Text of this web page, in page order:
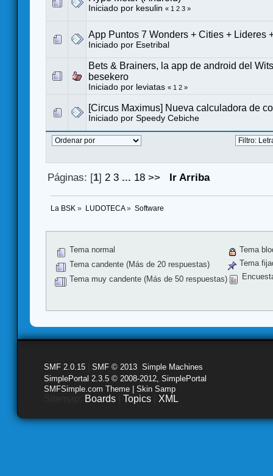
Iniciado por kesulin « 1 2 3 »
App Puntos 7 Wonders + Cities + Lideres
Iniciado por Esetribal
Bets & Brainers, la app de android del
besekero
Iniciado por leviatas « 1 2 »
[Circus Maximus] Nueva calculadora de
Iniciado por Speedy Cebiche
Páginas: [1] 2 3 ... 18 >> Ir Arriba
La BSK » LUDOTECA» Software
Tema normal
Tema candente (Más de 20 respuestas)
Tema muy candente (Más de 50 respuestas)
Tema
Tema
SMF 2.0.15 SMF © 2013 Simple Machines
SimplePortal 2.3.5 © 2008-2012, SimplePortal
SMFSimple.com Theme | Skin Samp
Boards Topics XML